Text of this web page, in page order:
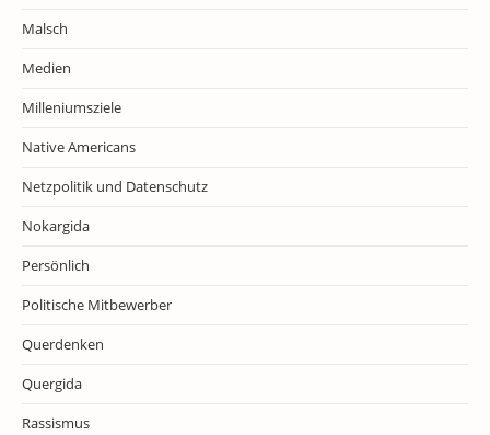
Malsch
Medien
Milleniumsziele
Native Americans
Netzpolitik und Datenschutz
Nokargida
Persönlich
Politische Mitbewerber
Querdenken
Quergida
Rassismus